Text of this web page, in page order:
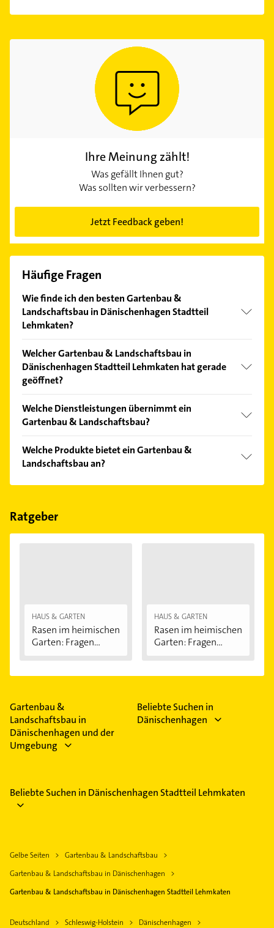
Ihre Meinung zählt!
Was gefällt Ihnen gut?
Was sollten wir verbessern?
Jetzt Feedback geben!
Häufige Fragen
Wie finde ich den besten Gartenbau &
Landschaftsbau in Dänischenhagen Stadtteil
Lehmkaten?
Kundenmeinungen und profitieren Sie von den
Empfehlungen. Die Suchergebnisse können Sie sich
einfach nach
Welcher Gartenbau & Landschaftsbau in
Dänischenhagen Stadtteil Lehmkaten hat gerade
geöffnet?
Bitte beachten Sie, dass diese an Sonn- und
Feiertagen abweichen können.
Welche Dienstleistungen übernimmt ein
Gartenbau & Landschaftsbau?
Baumpflege, Gartenanlagen, Gartengestaltung,
Gartenpflege und Gestaltung von Grünanlagen.
Welche Produkte bietet ein Gartenbau &
Landschaftsbau an?
Das Angebot umfasst unter anderem Teiche,
Ratgeber
HAUS & GARTEN
Rasen im heimischen
Garten: Fragen...
HAUS & GARTEN
Rasen im heimischen
Garten: Fragen...
Gartenbau &
Landschaftsbau in
Dänischenhagen und der
Umgebung
Beliebte Suchen in
Dänischenhagen
Beliebte Suchen in Dänischenhagen Stadtteil Lehmkaten
Gelbe Seiten
Gartenbau & Landschaftsbau
Gartenbau & Landschaftsbau in Dänischenhagen
Gartenbau & Landschaftsbau in Dänischenhagen Stadtteil Lehmkaten
Deutschland Schleswig-Holstein
Dänischenhagen